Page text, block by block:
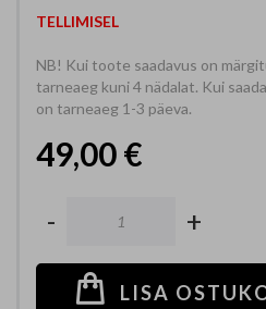
TELLIMISEL
NB! Kui toote saadavus on
tarneaeg kuni 4 nädalat. Kui
on tarneaeg 1-3 päeva.
49,00 €
- +
LISA